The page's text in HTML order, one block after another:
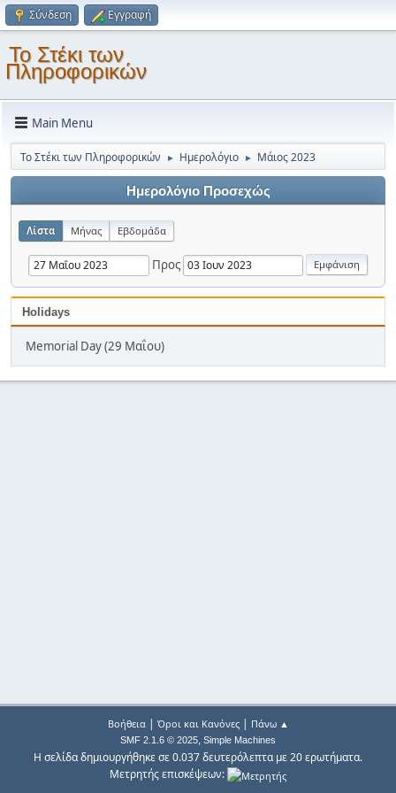
Σύνδεση Εγγραφή
Το Στέκι των
Πληροφορικών
Main Menu
Το Στέκι των Πληροφορικών ► Ημερολόγιο ► Μάιος 2023
Ημερολόγιο Προσεχώς
Λίστα Μήνας Εβδομάδα
Προς
Holidays
Memorial Day (29 Μαΐου)
Βοήθεια| Όροι και Κανόνες| Πάνω ▲
SMF 2.1.6 © 2025, Simple Machines
Η σελίδα δημιουργήθηκε σε 0.037 δευτερόλεπτα με 20 ερωτήματα.
Μετρητής επισκέψεων: